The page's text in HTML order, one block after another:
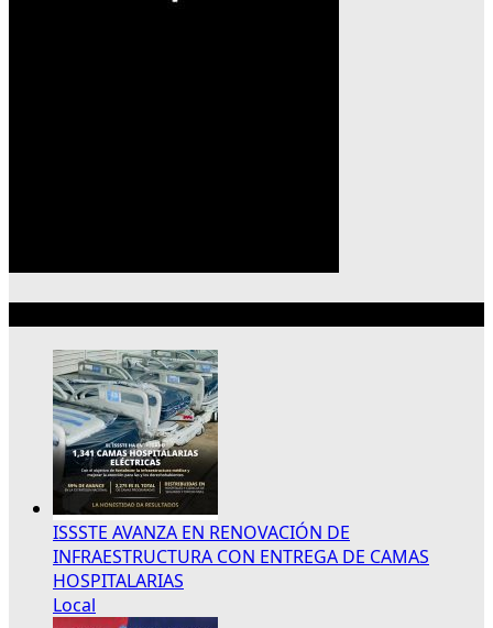
ISSSTE AVANZA EN RENOVACIÓN DE
INFRAESTRUCTURA CON ENTREGA DE CAMAS
HOSPITALARIAS
Local